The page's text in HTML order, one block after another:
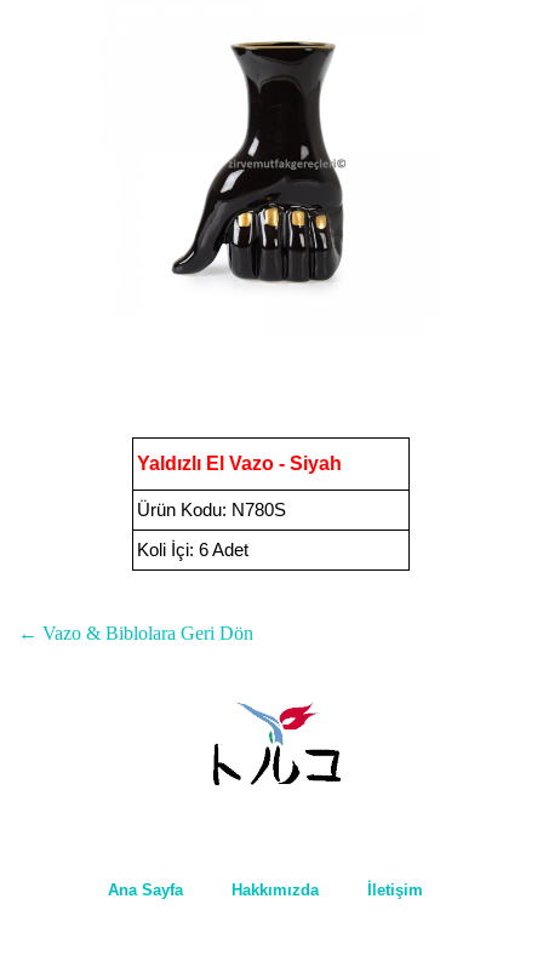
Yaldızlı El Vazo - Siyah
Ürün Kodu: N780S
Koli İçi: 6 Adet
← Vazo & Biblolara Geri Dön
Ana Sayfa Hakkımızda İletişim